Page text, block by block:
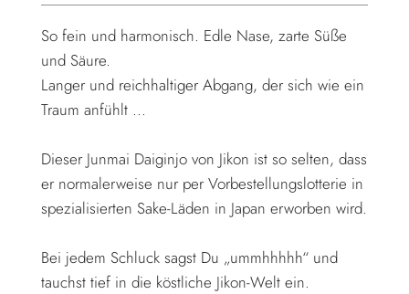
So fein und harmonisch. Edle Nase, zarte Süße
und Säure.
Langer und reichhaltiger Abgang, der sich wie ein
Traum anfühlt ...
Dieser Junmai Daiginjo von Jikon ist so selten, dass
er normalerweise nur per Vorbestellungslotterie in
spezialisierten Sake-Läden in Japan erworben wird.
Bei jedem Schluck sagst Du „ummhhhhh“ und
tauchst tief in die köstliche Jikon-Welt ein.